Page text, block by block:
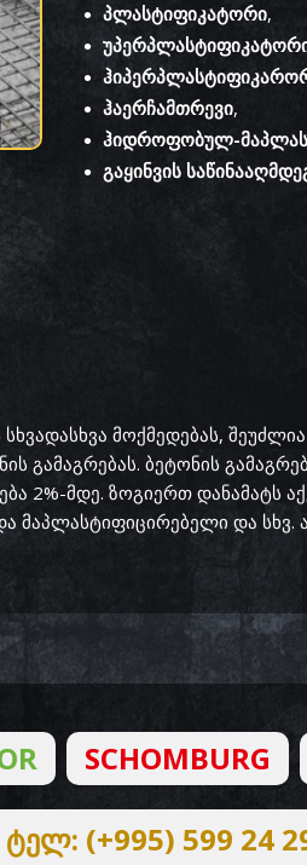
პლასტიფიკატორი,
ჰაერჩამთრევი,
ჰიდროფობულ-
გაყინვის
მოქმედებას,
ბეტონის
2%-მდე. ზოგიერთ დანამატს
და სხვ.
SCHOMBURG
ტელ: (+995) 599 24